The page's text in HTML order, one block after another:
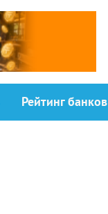
Рейтинг банков